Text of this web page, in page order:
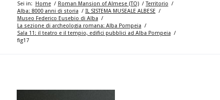
Sei in: Home / Roman Mansion of Almese (TO) / Territorio /
Alba: 8000 anni di storia / IL SISTEMA MUSEALE ALBESE /
Museo Federico Eusebio di Alba /
La sezione di archeologia romana: Alba Pompeia /
Sala 11: il teatro e il tempio, edifici pubblici ad Alba Pompeia /
fig17